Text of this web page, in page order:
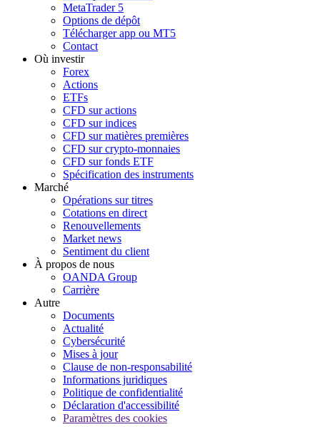
MetaTrader 5
Options de dépôt
Télécharger app ou MT5
Contact
Où investir
Forex
Actions
ETFs
CFD sur actions
CFD sur indices
CFD sur matières premières
CFD sur crypto-monnaies
CFD sur fonds ETF
Spécification des instruments
Marché
Opérations sur titres
Cotations en direct
Renouvellements
Market news
Sentiment du client
À propos de nous
OANDA Group
Carrière
Autre
Documents
Actualité
Cybersécurité
Mises à jour
Clause de non-responsabilité
Informations juridiques
Politique de confidentialité
Déclaration d'accessibilité
Paramètres des cookies